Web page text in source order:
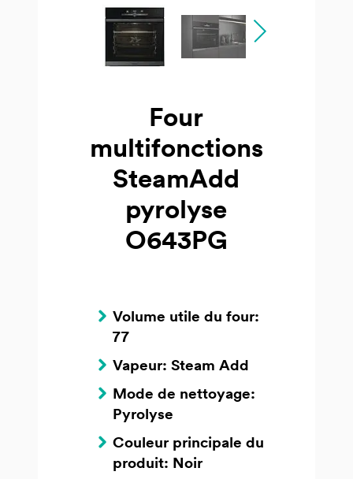
Four
multifonctions
SteamAdd
pyrolyse
O643PG
Volume utile du four:
77
Vapeur: Steam Add
Mode de nettoyage:
Pyrolyse
Couleur principale du
produit: Noir